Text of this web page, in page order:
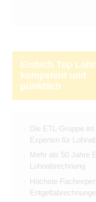
Einfach Top
kompetent und
pünktlich
Die ETL-Gruppe
Experten für
Mehr als 50 Jahre
Lohnabrechnung
Höchste